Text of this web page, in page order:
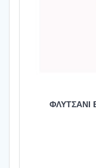
ΦΛΥΤΣΑΝΙ